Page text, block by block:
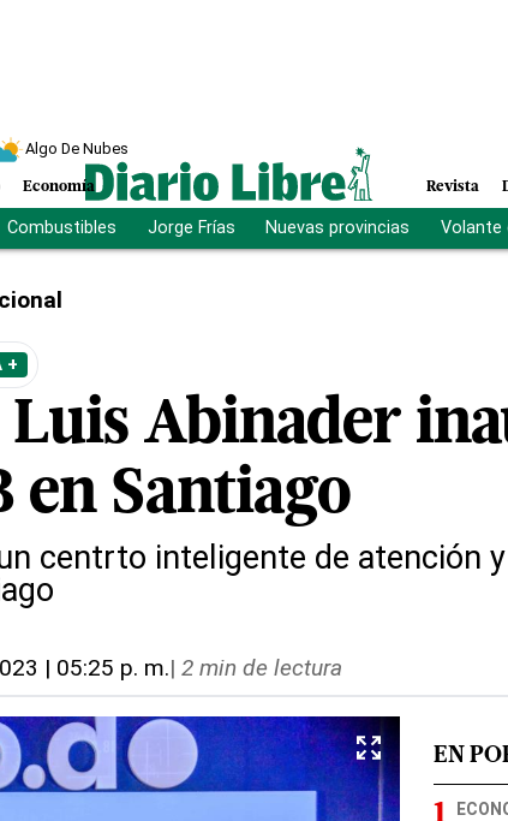
Algo De Nubes
Economía Revista
Combustibles Jorge Frías Nuevas provincias Volante
+
Luis Abinader
en Santiago
centrto inteligente de atención
| 05:25 p. m.| 2 min de lectura
EN